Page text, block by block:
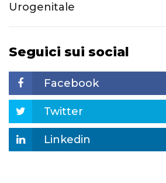
Urogenitale
Seguici sui social
Facebook
Twitter
Linkedin